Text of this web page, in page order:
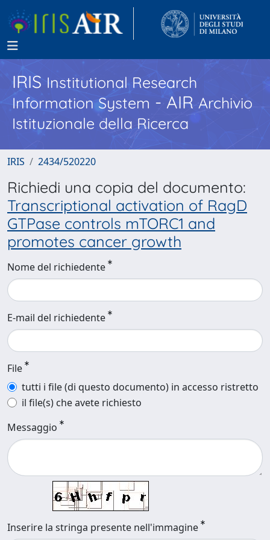
IRISInstitutional Research
Information System - AIR Archivio
Istituzionale della Ricerca
IRIS 2434/520220
Richiedi una copia del documento:
Transcriptional activation of RagD
GTPase controls mTORC1 and
promotes cancer growth
Nome del richiedente
E-mail del richiedente
File
tutti i file (di questo documento) in accesso ristretto
il file(s) che avete richiesto
Messaggio
Inserire la stringa presente nell'immagine